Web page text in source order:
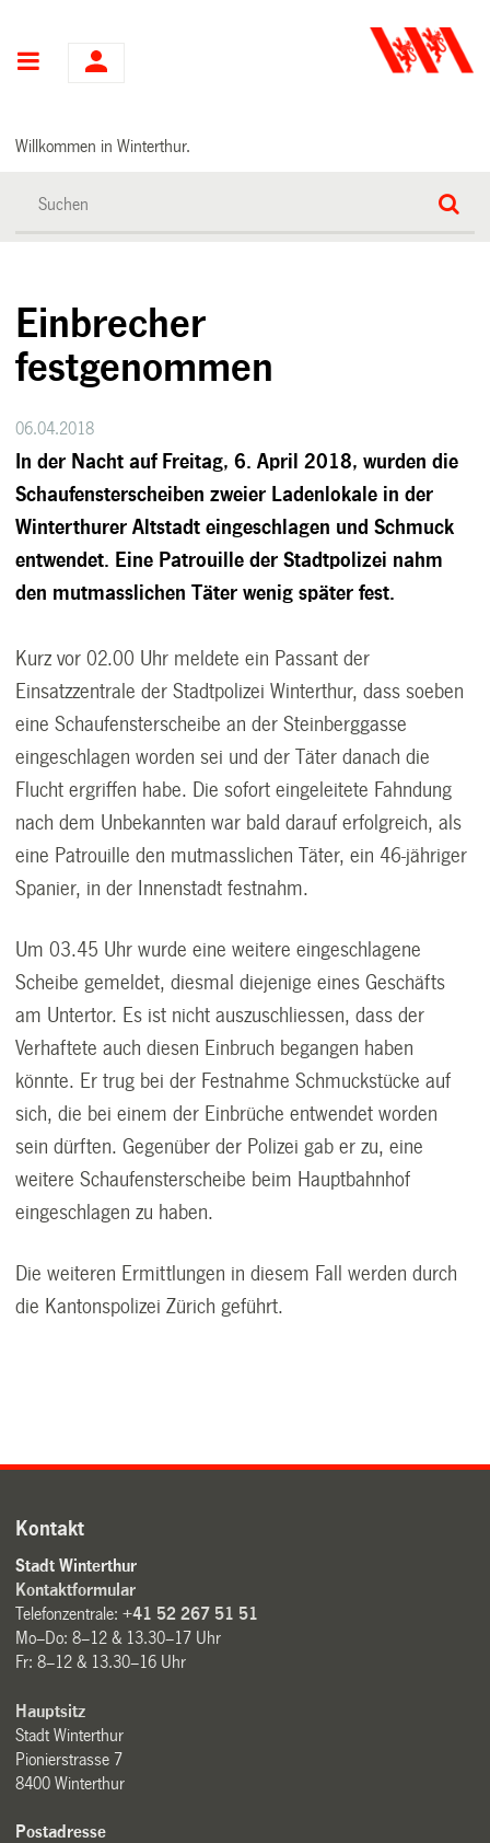
Hauptnavigation
Willkommen in Winterthur.
Einbrecher
festgenommen
06.04.2018
In der Nacht auf Freitag, 6. April 2018, wurden die
Schaufensterscheiben zweier Ladenlokale in der
Winterthurer Altstadt eingeschlagen und Schmuck
entwendet. Eine Patrouille der Stadtpolizei nahm
den mutmasslichen Täter wenig später fest.
Kurz vor 02.00 Uhr meldete ein Passant der
Einsatzzentrale der Stadtpolizei Winterthur, dass soeben
eine Schaufensterscheibe an der Steinberggasse
eingeschlagen worden sei und der Täter danach die
Flucht ergriffen habe. Die sofort eingeleitete Fahndung
nach dem Unbekannten war bald darauf erfolgreich, als
eine Patrouille den mutmasslichen Täter, ein 46-jähriger
Spanier, in der Innenstadt festnahm.
Um 03.45 Uhr wurde eine weitere eingeschlagene
Scheibe gemeldet, diesmal diejenige eines Geschäfts
am Untertor. Es ist nicht auszuschliessen, dass der
Verhaftete auch diesen Einbruch begangen haben
könnte. Er trug bei der Festnahme Schmuckstücke auf
sich, die bei einem der Einbrüche entwendet worden
sein dürften. Gegenüber der Polizei gab er zu, eine
weitere Schaufensterscheibe beim Hauptbahnhof
eingeschlagen zu haben.
Die weiteren Ermittlungen in diesem Fall werden durch
die Kantonspolizei Zürich geführt.
Kontakt
Stadt Winterthur
Kontaktformular
Telefonzentrale:+41 52 267 51 51
Mo–Do: 8–12 & 13.30–17 Uhr
Fr: 8–12 & 13.30–16 Uhr
Hauptsitz
Stadt Winterthur
Pionierstrasse 7
8400 Winterthur
Postadresse